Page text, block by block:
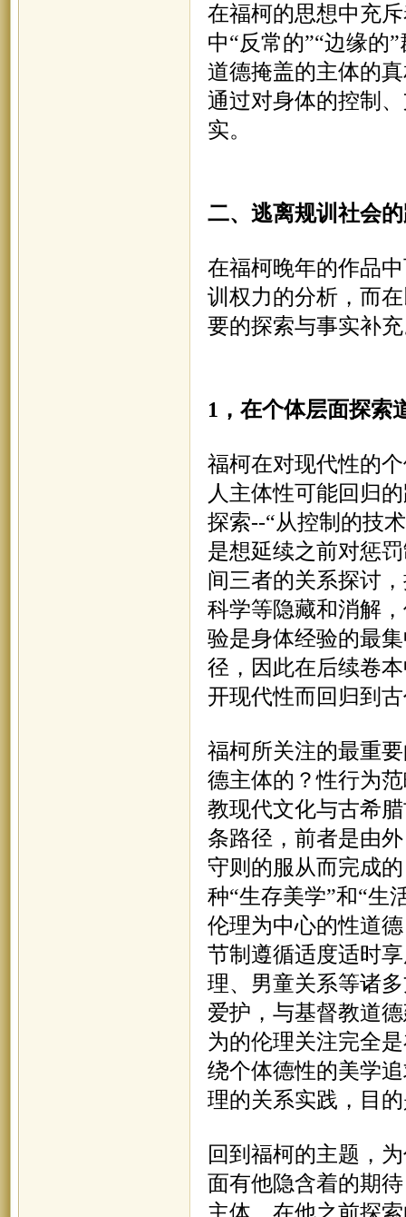
在福柯的思想中充
中“反常的”“边缘的
道德掩盖的主体的
通过对身体的控制
实。
二、 逃离规训社会
在福柯晚年的作品
训权力的分析，而
要的探索与事实补
1，在个体层面探索
福柯在对现代性的
人主体性可能回归
探索--“从控制的技
是想延续之前对惩
间三者的关系探讨
科学等隐藏和消解
验是身体经验的最
径，因此在后续卷
开现代性而回归到
福柯所关注的最重
德主体的？性行为
教现代文化与古希
条路径，前者是由
守则的服从而完成
种“生存美学”和“生
伦理为中心的性道
节制遵循适度适时
理、男童关系等诸
爱护，与基督教道
为的伦理关注完全
绕个体德性的美学
理的关系实践，目
回到福柯的主题，
面有他隐含着的期
主体，在他之前探